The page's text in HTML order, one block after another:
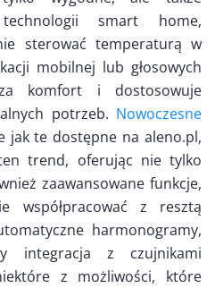
smart home,
sterować temperaturą w
mobilnej lub głosowych
komfort i dostosowuje
potrzeb. Nowoczesne
jak te dostępne na aleno.pl,
trend, oferując nie tylko
zaawansowane funkcje,
współpracować z resztą
harmonogramy,
integracja z czujnikami
z możliwości, które